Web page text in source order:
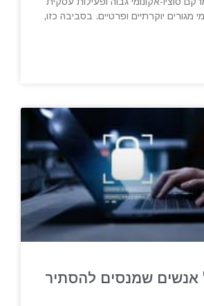
יוקרתיים ופרטיים. בסביבה כזו,
אנשים שמנסים להסתיר